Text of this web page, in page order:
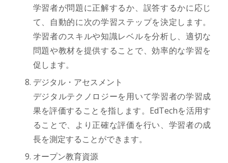
学習者が問題に正解するか、誤答するかに応じ
て、自動的に次の学習ステップを決定します。
学習者のスキルや知識レベルを分析し、適切な
問題や教材を提供することで、効率的な学習を
促します。
デジタル・アセスメント
デジタルテクノロジーを用いて学習者の学習成
果を評価することを指します。EdTechを活用す
ることで、より正確な評価を行い、学習者の成
長を測定することができます。
オープン教育資源